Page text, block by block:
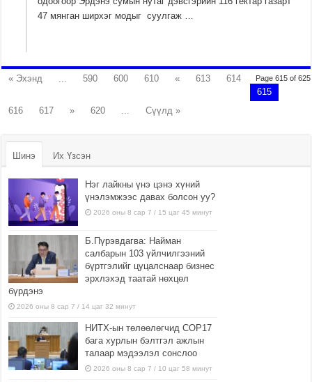
47 мянган ширхэг модыг суулгаж …
Page 615 of 625
« Эхэнд ... 590 600 610 « 613
614
615
616
617 » 620 ... Сүүлд »
Шинэ Их Үзсэн
Нэг лайкны үнэ цэнэ хүний
үнэлэмжээс давах болсон уу?
2026 оны 8 сар 7 / 15 цаг 45 минут
Б.Пүрэвдагва: Найман
салбарын 103 үйлчилгээний
бүртгэлийг цуцалснаар бизнес
эрхлэхэд таатай нөхцөл
бүрдэнэ
2026 оны 8 сар 7 / 14 цаг 32 минут
НИТХ-ын төлөөлөгчид COP17
бага хурлын бэлтгэл ажлын
талаар мэдээлэл сонслоо
2026 оны 8 сар 7 / 10 цаг 58 минут